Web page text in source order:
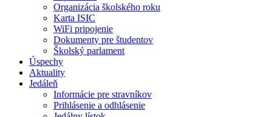
Organizácia školského roku
Karta ISIC
WiFi pripojenie
Dokumenty pre študentov
Školský parlament
Úspechy
Aktuality
Jedáleň
Informácie pre stravníkov
Prihlásenie a odhlásenie